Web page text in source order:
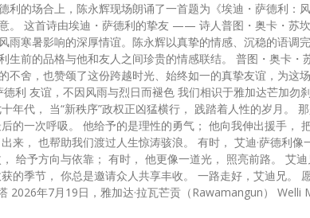
利的场合上，陈永辉现场朗诵了一首题为《埃迪・萨德利：
。 这首诗由埃迪・萨德利的挚友 —— 诗人普图・奥卡・苏
雨寒暑影响的深厚情谊。陈永辉以真挚的情感、沉稳的语调
生前的品格与他和友人之间珍贵的情感联结。 普图・奥卡・
不舍，也赞颂了这份跨越时光、始终如一的真挚友谊，为这
年代， 当“新秩序”政权正凶猛横行， 践踏着人性的岁月。
的一次呼吸。 他给予的是理性的勇气； 他向我伸出援手，
来， 也帮助我们渡过人生惊涛骇浪。 有时， 艾迪·萨德利
给予方向与依靠； 有时， 他更像一道光， 照亮前路。 艾迪
的季节， 你总是邀请众人共享丰收。 一路走好，艾迪兄。
2026年7月19日，雅加达·拉瓦芒贡（Rawamangun） Welli